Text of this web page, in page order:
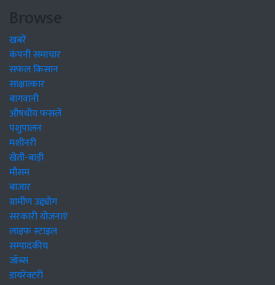
Browse
खबरें
कंपनी समाचार
सफल किसान
साक्षात्कार
बागवानी
औषधीय फसलें
पशुपालन
मशीनरी
खेती-बाड़ी
मौसम
बाजार
ग्रामीण उद्द्योग
सरकारी योजनाएं
लाइफ स्टाइल
सम्पादकीय
जॉब्स
डायरेक्टरी